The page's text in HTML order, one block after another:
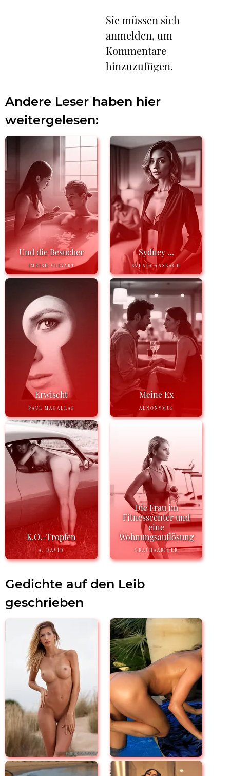
Sie müssen sich
anmelden, um
Kommentare
hinzuzufügen.
Andere Leser haben hier
weitergelesen:
Und die Besucher
IMRISH VULVART
Sydney …
SVENJA ANSBACH
Erwischt
PAUL MAGALLAS
Meine Ex
ALNONYMUS
K.O.-Tropfen
A. DAVID
Die Frau im
Fitnesscenter und
eine
Wohnungsauflösung
GRAUHAARIGER
Gedichte auf den Leib
geschrieben